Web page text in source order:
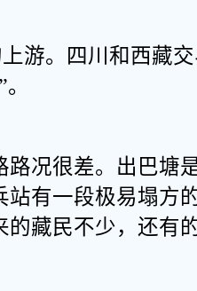
游。四川和西藏
”。
路况很差。出巴塘
站有一段极易塌方
的藏民不少，还有